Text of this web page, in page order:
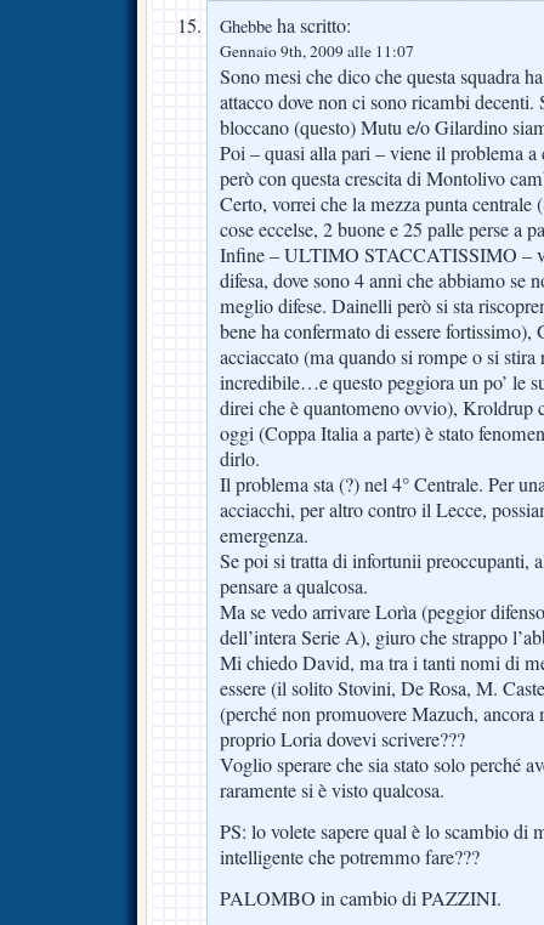
Ghebbe ha scritto:
Gennaio 9th, 2009 alle 11:07
Sono mesi che dico che questa squadra
attacco dove non ci sono ricambi decenti.
bloccano (questo) Mutu e/o Gilardino
Poi – quasi alla pari – viene il problema a
però con questa crescita di Montolivo
Certo, vorrei che la mezza punta centrale
cose eccelse, 2 buone e 25 palle perse a
Infine – ULTIMO STACCATISSIMO –
difesa, dove sono 4 anni che abbiamo se
meglio difese. Dainelli però si sta
bene ha confermato di essere fortissimo),
acciaccato (ma quando si rompe o si stira
incredibile…e questo peggiora un po’ le
direi che è quantomeno ovvio), Kroldrup
oggi (Coppa Italia a parte) è stato
dirlo.
Il problema sta (?) nel 4° Centrale. Per
acciacchi, per altro contro il Lecce,
emergenza.
Se poi si tratta di infortunii preoccupanti,
pensare a qualcosa.
Ma se vedo arrivare Lorìa (peggior
dell’intera Serie A), giuro che strappo
Mi chiedo David, ma tra i tanti nomi di
essere (il solito Stovini, De Rosa, M.
(perché non promuovere Mazuch, ancora
proprio Loria dovevi scrivere???
Voglio sperare che sia stato solo perché
raramente si è visto qualcosa.
PS: lo volete sapere qual è lo scambio di
intelligente che potremmo fare???
PALOMBO in cambio di PAZZINI.